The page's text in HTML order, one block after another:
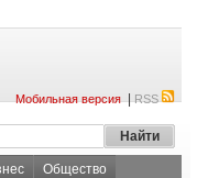
Мобильная версия|RSS
Общество